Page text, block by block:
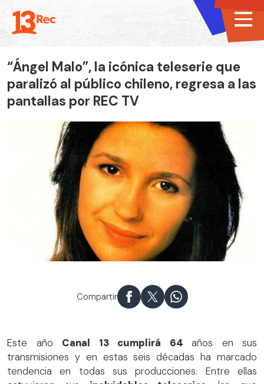
“Ángel Malo”, la icónica teleserie que
paralizó al público chileno, regresa a las
pantallas por REC TV
Compartir
Este año Canal 13 cumplirá 64 años en sus
transmisiones y en estas seis décadas ha marcado
tendencia en todas sus producciones. Entre ellas